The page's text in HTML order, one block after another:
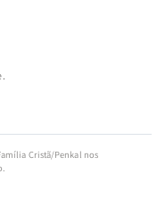
Cristã/Penkal nos